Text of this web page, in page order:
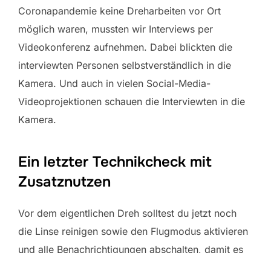
Coronapandemie keine Dreharbeiten vor Ort
möglich waren, mussten wir Interviews per
Videokonferenz aufnehmen. Dabei blickten die
interviewten Personen selbstverständlich in die
Kamera. Und auch in vielen Social-Media-
Videoprojektionen schauen die Interviewten in die
Kamera.
Ein letzter Technikcheck mit
Zusatznutzen
Vor dem eigentlichen Dreh solltest du jetzt noch
die Linse reinigen sowie den Flugmodus aktivieren
und alle Benachrichtigungen abschalten, damit es